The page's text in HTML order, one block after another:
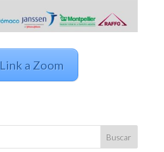
Link a Zoom